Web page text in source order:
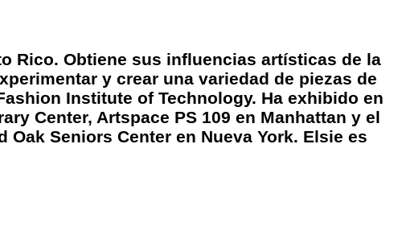
Rico. Obtiene sus influencias artísticas de la
y crear una variedad de piezas de
Institute of Technology. Ha exhibido en
Center, Artspace PS 109 en Manhattan y el
Seniors Center en Nueva York. Elsie es